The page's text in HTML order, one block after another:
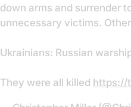
down arms and surrender
unnecessary victims.
Ukrainians: Russian
They were all killed https://